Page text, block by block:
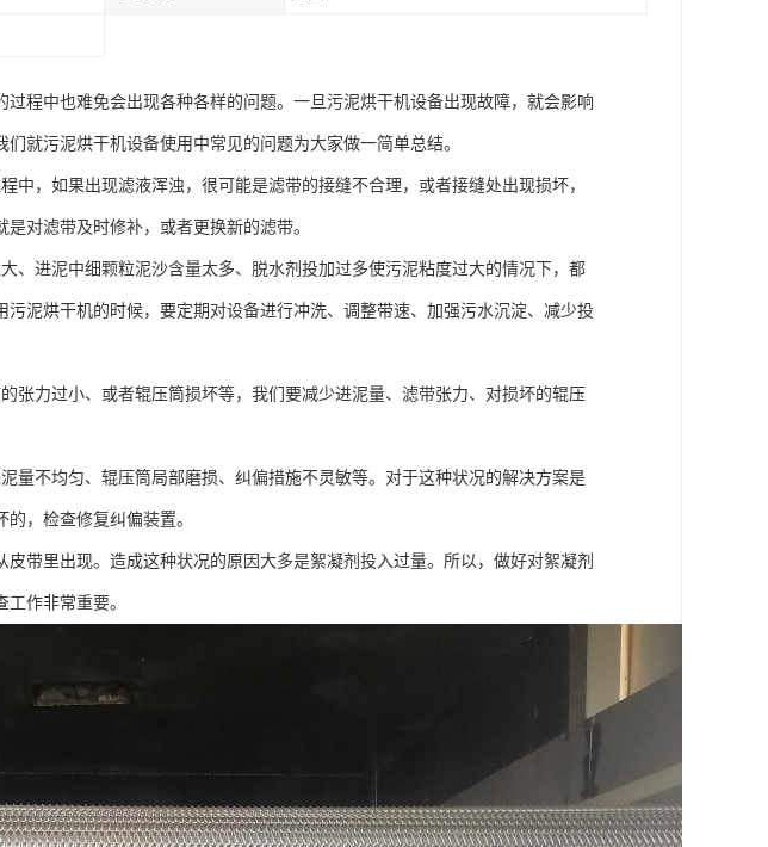
程中也难免会出现各种各样的问题。一旦污泥烘干机设备出现故障，就会影响
就污泥烘干机设备使用中常见的问题为大家做一简单总结。
中，如果出现滤液浑浊，很可能是滤带的接缝不合理，或者接缝处出现损坏，
对滤带及时修补，或者更换新的滤带。
、进泥中细颗粒泥沙含量太多、脱水剂投加过多使污泥粘度过大的情况下，都
泥烘干机的时候，要定期对设备进行冲洗、调整带速、加强污水沉淀、减少投
张力过小、或者辊压筒损坏等，我们要减少进泥量、滤带张力、对损坏的辊压
量不均匀、辊压筒局部磨损、纠偏措施不灵敏等。对于这种状况的解决方案是
，检查修复纠偏装置。
带里出现。造成这种状况的原因大多是絮凝剂投入过量。所以，做好对絮凝剂
作非常重要。